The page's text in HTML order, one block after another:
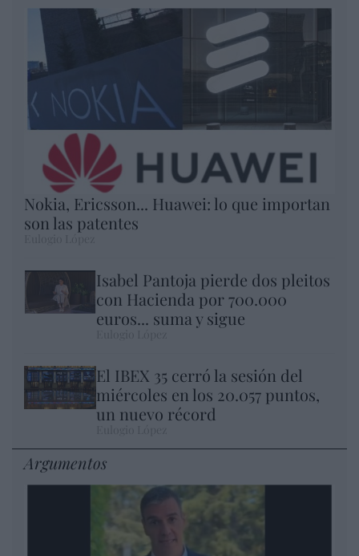
Nokia, Ericsson... Huawei: lo que importan
son las patentes
Isabel Pantoja pierde dos pleitos
con Hacienda por 700.000
euros... suma y sigue
El IBEX 35 cerró la sesión del
miércoles en los 20.057 puntos,
un nuevo récord
Argumentos